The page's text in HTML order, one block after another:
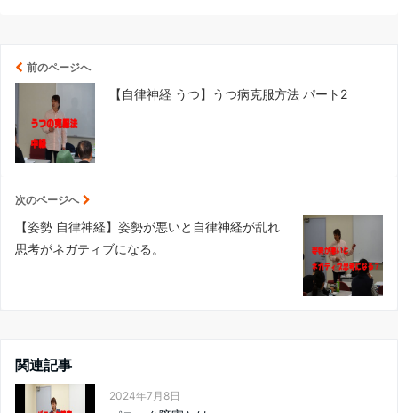
前のページへ
【自律神経 うつ】うつ病克服方法 パート2
次のページへ
【姿勢 自律神経】姿勢が悪いと自律神経が乱れ
思考がネガティブになる。
関連記事
2024年7月8日